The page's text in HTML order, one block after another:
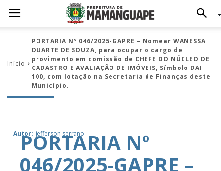
Início
PORTARIA Nº 046/2025-GAPRE – Nomear WANESSA
DUARTE DE SOUZA, para ocupar o cargo de
provimento em comissão de CHEFE DO NÚCLEO DE
CADASTRO E AVALIAÇÃO DE IMÓVEIS, Símbolo DAI-
100, com lotação na Secretaria de Finanças deste
Município.
Autor: jefferson serrano
PORTARIA Nº
046/2025-GAPRE –